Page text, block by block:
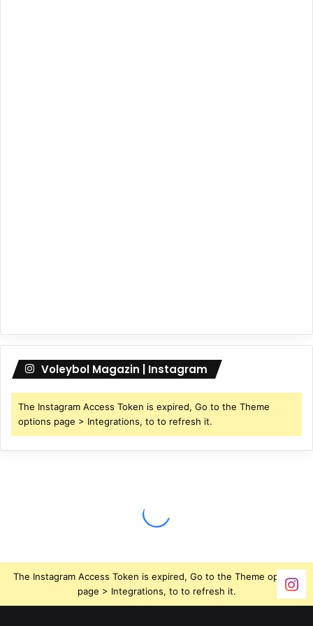
Voleybol Magazin | Instagram
The Instagram Access Token is expired, Go to the Theme
options page > Integrations, to to refresh it.
The Instagram Access Token is expired, Go to the Theme options
page > Integrations, to to refresh it.